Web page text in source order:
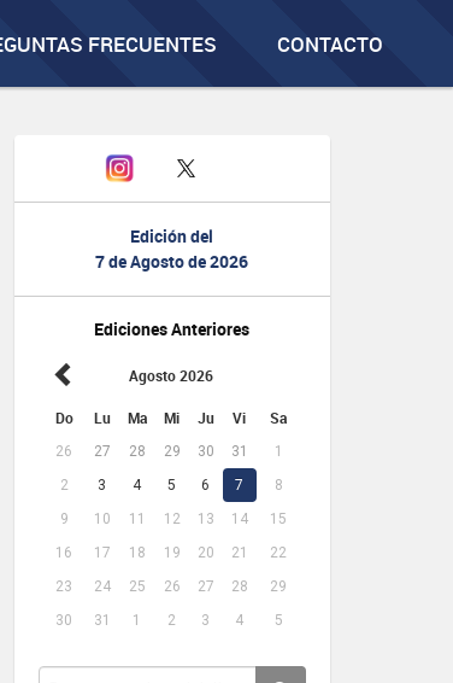
FRECUENTES CONTACTO
Edición del
7 de Agosto de 2026
Ediciones Anteriores
Agosto 2026
Do Lu Ma Mi Ju Vi Sa
26 27 28 29 30 31
1
2
3 4 5 6 7
8
9
10 11 12 13 14
15
16
17 18 19 20 21
22
23
24 25 26 27 28
29
30
31 1 2 3 4 5